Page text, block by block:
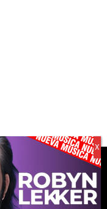
digital de: